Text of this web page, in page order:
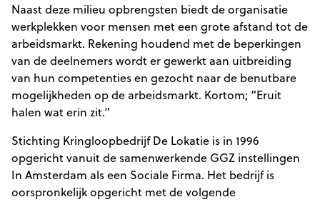
Naast deze milieu opbrengsten biedt de organisatie
werkplekken voor mensen met een grote afstand tot de
arbeidsmarkt. Rekening houdend met de beperkingen
van de deelnemers wordt er gewerkt aan uitbreiding
van hun competenties en gezocht naar de benutbare
mogelijkheden op de arbeidsmarkt. Kortom; “Eruit
halen wat erin zit.”
Stichting Kringloopbedrijf De Lokatie is in 1996
opgericht vanuit de samenwerkende GGZ instellingen
In Amsterdam als een Sociale Firma. Het bedrijf is
oorspronkelijk opgericht met de volgende